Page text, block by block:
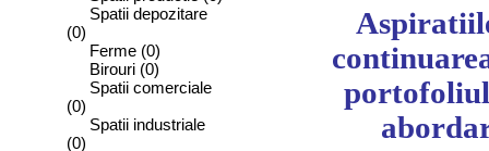
Spatii depozitare
(0)
Ferme (0)
Birouri (0)
Spatii comerciale
(0)
Spatii industriale
(0)